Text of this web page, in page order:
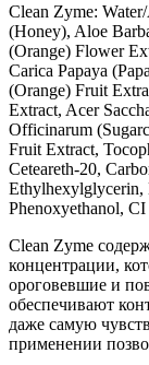
Clean Zyme:
(Honey), Aloe
(Orange) Flower
Carica Papaya
(Orange) Fruit
Extract, Acer
Officinarum
Fruit Extract,
Ceteareth-20,
Ethylhexylglycerin,
Phenoxyethanol,
Clean Zyme
концентрации,
ороговевшие и
обеспечивают
даже самую
применении